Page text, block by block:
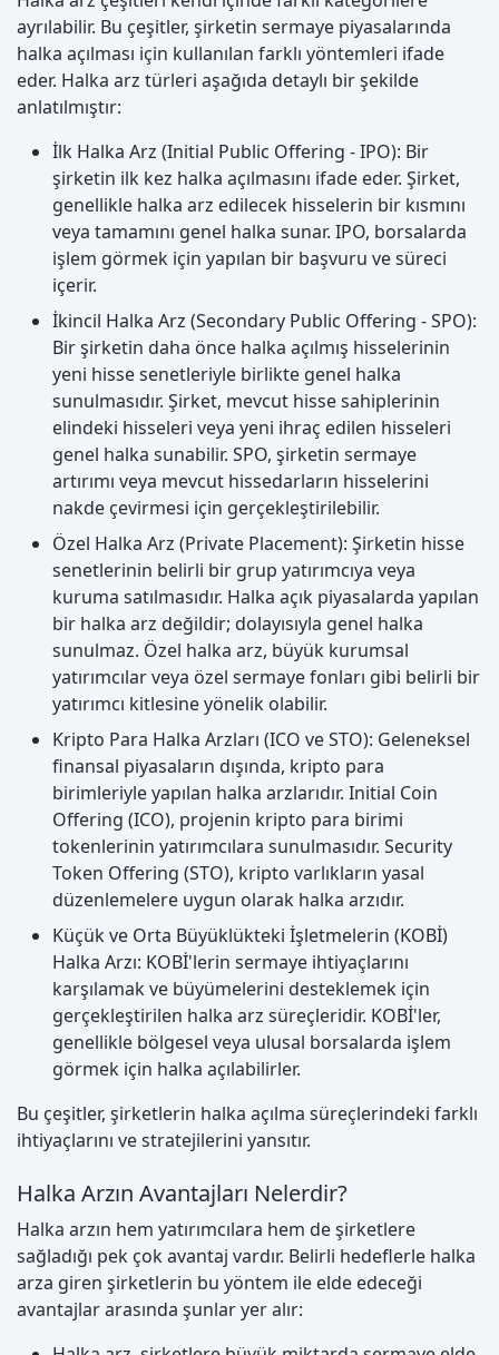
ayrılabilir. Bu çeşitler, şirketin sermaye piyasalarında
halka açılması için kullanılan farklı yöntemleri ifade
eder. Halka arz türleri aşağıda detaylı bir şekilde
anlatılmıştır:
İlk Halka Arz (Initial Public Offering - IPO): Bir
şirketin ilk kez halka açılmasını ifade eder. Şirket,
genellikle halka arz edilecek hisselerin bir kısmını
veya tamamını genel halka sunar. IPO, borsalarda
işlem görmek için yapılan bir başvuru ve süreci
içerir.
İkincil Halka Arz (Secondary Public Offering - SPO):
Bir şirketin daha önce halka açılmış hisselerinin
yeni hisse senetleriyle birlikte genel halka
sunulmasıdır. Şirket, mevcut hisse sahiplerinin
elindeki hisseleri veya yeni ihraç edilen hisseleri
genel halka sunabilir. SPO, şirketin sermaye
artırımı veya mevcut hissedarların hisselerini
nakde çevirmesi için gerçekleştirilebilir.
Özel Halka Arz (Private Placement): Şirketin hisse
senetlerinin belirli bir grup yatırımcıya veya
kuruma satılmasıdır. Halka açık piyasalarda yapılan
bir halka arz değildir; dolayısıyla genel halka
sunulmaz. Özel halka arz, büyük kurumsal
yatırımcılar veya özel sermaye fonları gibi belirli bir
yatırımcı kitlesine yönelik olabilir.
Kripto Para Halka Arzları (ICO ve STO): Geleneksel
finansal piyasaların dışında, kripto para
birimleriyle yapılan halka arzlarıdır. Initial Coin
Offering (ICO), projenin kripto para birimi
tokenlerinin yatırımcılara sunulmasıdır. Security
Token Offering (STO), kripto varlıkların yasal
düzenlemelere uygun olarak halka arzıdır.
Küçük ve Orta Büyüklükteki İşletmelerin (KOBİ)
Halka Arzı: KOBİ'lerin sermaye ihtiyaçlarını
karşılamak ve büyümelerini desteklemek için
gerçekleştirilen halka arz süreçleridir. KOBİ'ler,
genellikle bölgesel veya ulusal borsalarda işlem
görmek için halka açılabilirler.
Bu çeşitler, şirketlerin halka açılma süreçlerindeki farklı
ihtiyaçlarını ve stratejilerini yansıtır.
Halka Arzın Avantajları Nelerdir?
Halka arzın hem yatırımcılara hem de şirketlere
sağladığı pek çok avantaj vardır. Belirli hedeflerle halka
arza giren şirketlerin bu yöntem ile elde edeceği
avantajlar arasında şunlar yer alır: